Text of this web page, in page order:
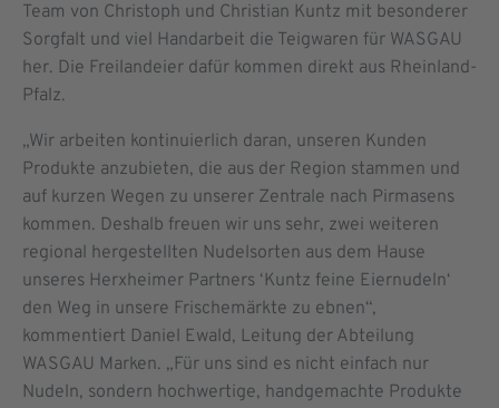
Team von Christoph und Christian Kuntz mit besonderer
Sorgfalt und viel Handarbeit die Teigwaren für WASGAU
her. Die Freilandeier dafür kommen direkt aus Rheinland-
Pfalz.
„Wir arbeiten kontinuierlich daran, unseren Kunden
Produkte anzubieten, die aus der Region stammen und
auf kurzen Wegen zu unserer Zentrale nach Pirmasens
kommen. Deshalb freuen wir uns sehr, zwei weiteren
regional hergestellten Nudelsorten aus dem Hause
unseres Herxheimer Partners ‘Kuntz feine Eiernudeln‘
den Weg in unsere Frischemärkte zu ebnen“,
kommentiert Daniel Ewald, Leitung der Abteilung
WASGAU Marken. „Für uns sind es nicht einfach nur
Nudeln, sondern hochwertige, handgemachte Produkte